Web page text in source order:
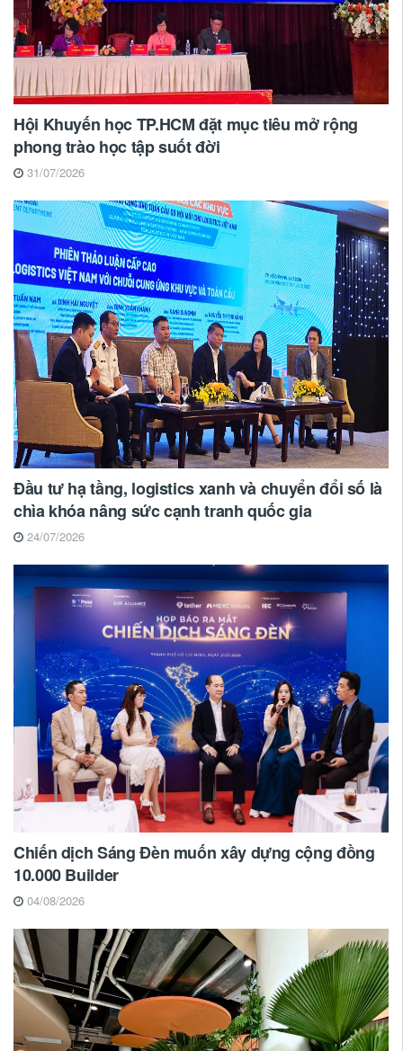
Hội Khuyến học TP.HCM đặt mục tiêu mở rộng
phong trào học tập suốt đời
31/07/2026
Đầu tư hạ tầng, logistics xanh và chuyển đổi số là
chìa khóa nâng sức cạnh tranh quốc gia
24/07/2026
Chiến dịch Sáng Đèn muốn xây dựng cộng đồng
10.000 Builder
04/08/2026